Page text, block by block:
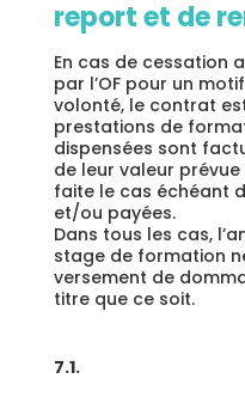
report et de
En cas de cessation
par l’OF pour un
volonté, le contrat
prestations de
dispensées sont
de leur valeur
faite le cas échéant
et/ou payées.
Dans tous les cas,
stage de formation
versement de
titre que ce soit.
7.1.